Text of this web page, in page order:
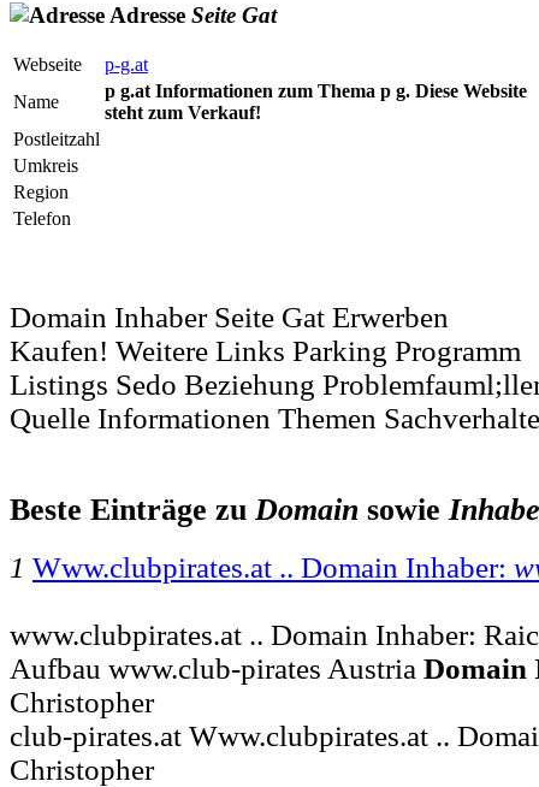
Adresse Seite Gat
Webseite
p-g.at
Name
p g.at Informationen zum Thema p g. Diese Website
steht zum Verkauf!
Postleitzahl
Umkreis
Region
Telefon
Domain Inhaber Seite Gat Erwerben
Kaufen! Weitere Links Parking Programm
Listings Sedo Beziehung
Quelle Informationen Themen
Beste Einträge zuDomain sowie
1 Www.clubpirates.at .. Domain Inhaber:
www.clubpirates.at .. Domain Inhaber:
Aufbau www.club-pirates Austria Domain
Christopher
club-pirates.at Www.clubpirates.at ..
Christopher